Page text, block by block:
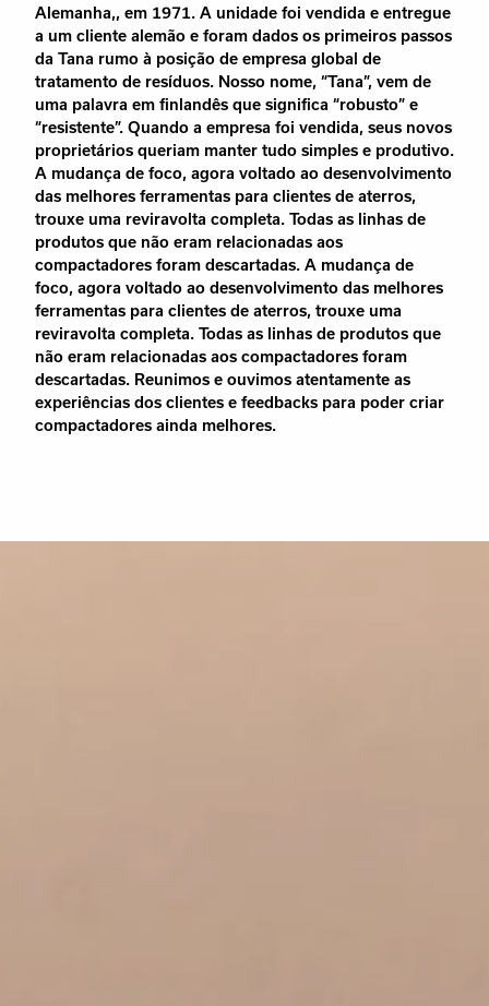
Alemanha,, em 1971. A unidade foi vendida e entregue
a um cliente alemão e foram dados os primeiros passos
da Tana rumo à posição de empresa global de
tratamento de resíduos. Nosso nome, “Tana”, vem de
uma palavra em finlandês que significa “robusto” e
“resistente”. Quando a empresa foi vendida, seus novos
proprietários queriam manter tudo simples e produtivo.
A mudança de foco, agora voltado ao desenvolvimento
das melhores ferramentas para clientes de aterros,
trouxe uma reviravolta completa. Todas as linhas de
produtos que não eram relacionadas aos
compactadores foram descartadas. A mudança de
foco, agora voltado ao desenvolvimento das melhores
ferramentas para clientes de aterros, trouxe uma
reviravolta completa. Todas as linhas de produtos que
não eram relacionadas aos compactadores foram
descartadas. Reunimos e ouvimos atentamente as
experiências dos clientes e feedbacks para poder criar
compactadores ainda melhores.